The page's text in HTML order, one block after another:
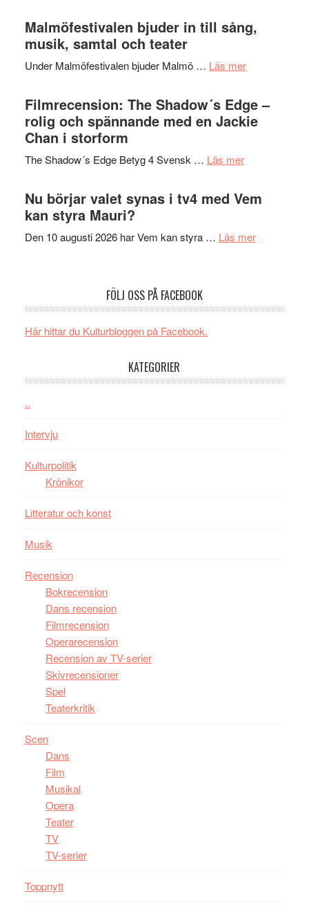
Hannes
Pöntinen
avslutar
Malmöfestivalen bjuder in till sång,
musik, samtal och teater
Under Malmöfestivalen bjuder Malmö … Läs merom
in
till
och
Filmrecension: The Shadow´s Edge –
rolig och spännande med en Jackie
Chan i storform
The Shadow´s Edge Betyg 4 Svensk … Läs merom
Shadow
Edge
spännande
Nu börjar valet synas i tv4 med Vem
kan styra Mauri?
Den 10 augusti 2026 har Vem kan styra … Läs merom
kan
FÖLJ OSS PÅ FACEBOOK
Här hittar du Kulturbloggen på Facebook.
KATEGORIER
..
Intervju
Kulturpolitik
Krönikor
Litteratur och konst
Musik
Recension
Bokrecension
Dans recension
Filmrecension
Operarecension
Recension av TV-serier
Skivrecensioner
Spel
Teaterkritik
Scen
Dans
Film
Musikal
Opera
Teater
TV
TV-serier
Toppnytt